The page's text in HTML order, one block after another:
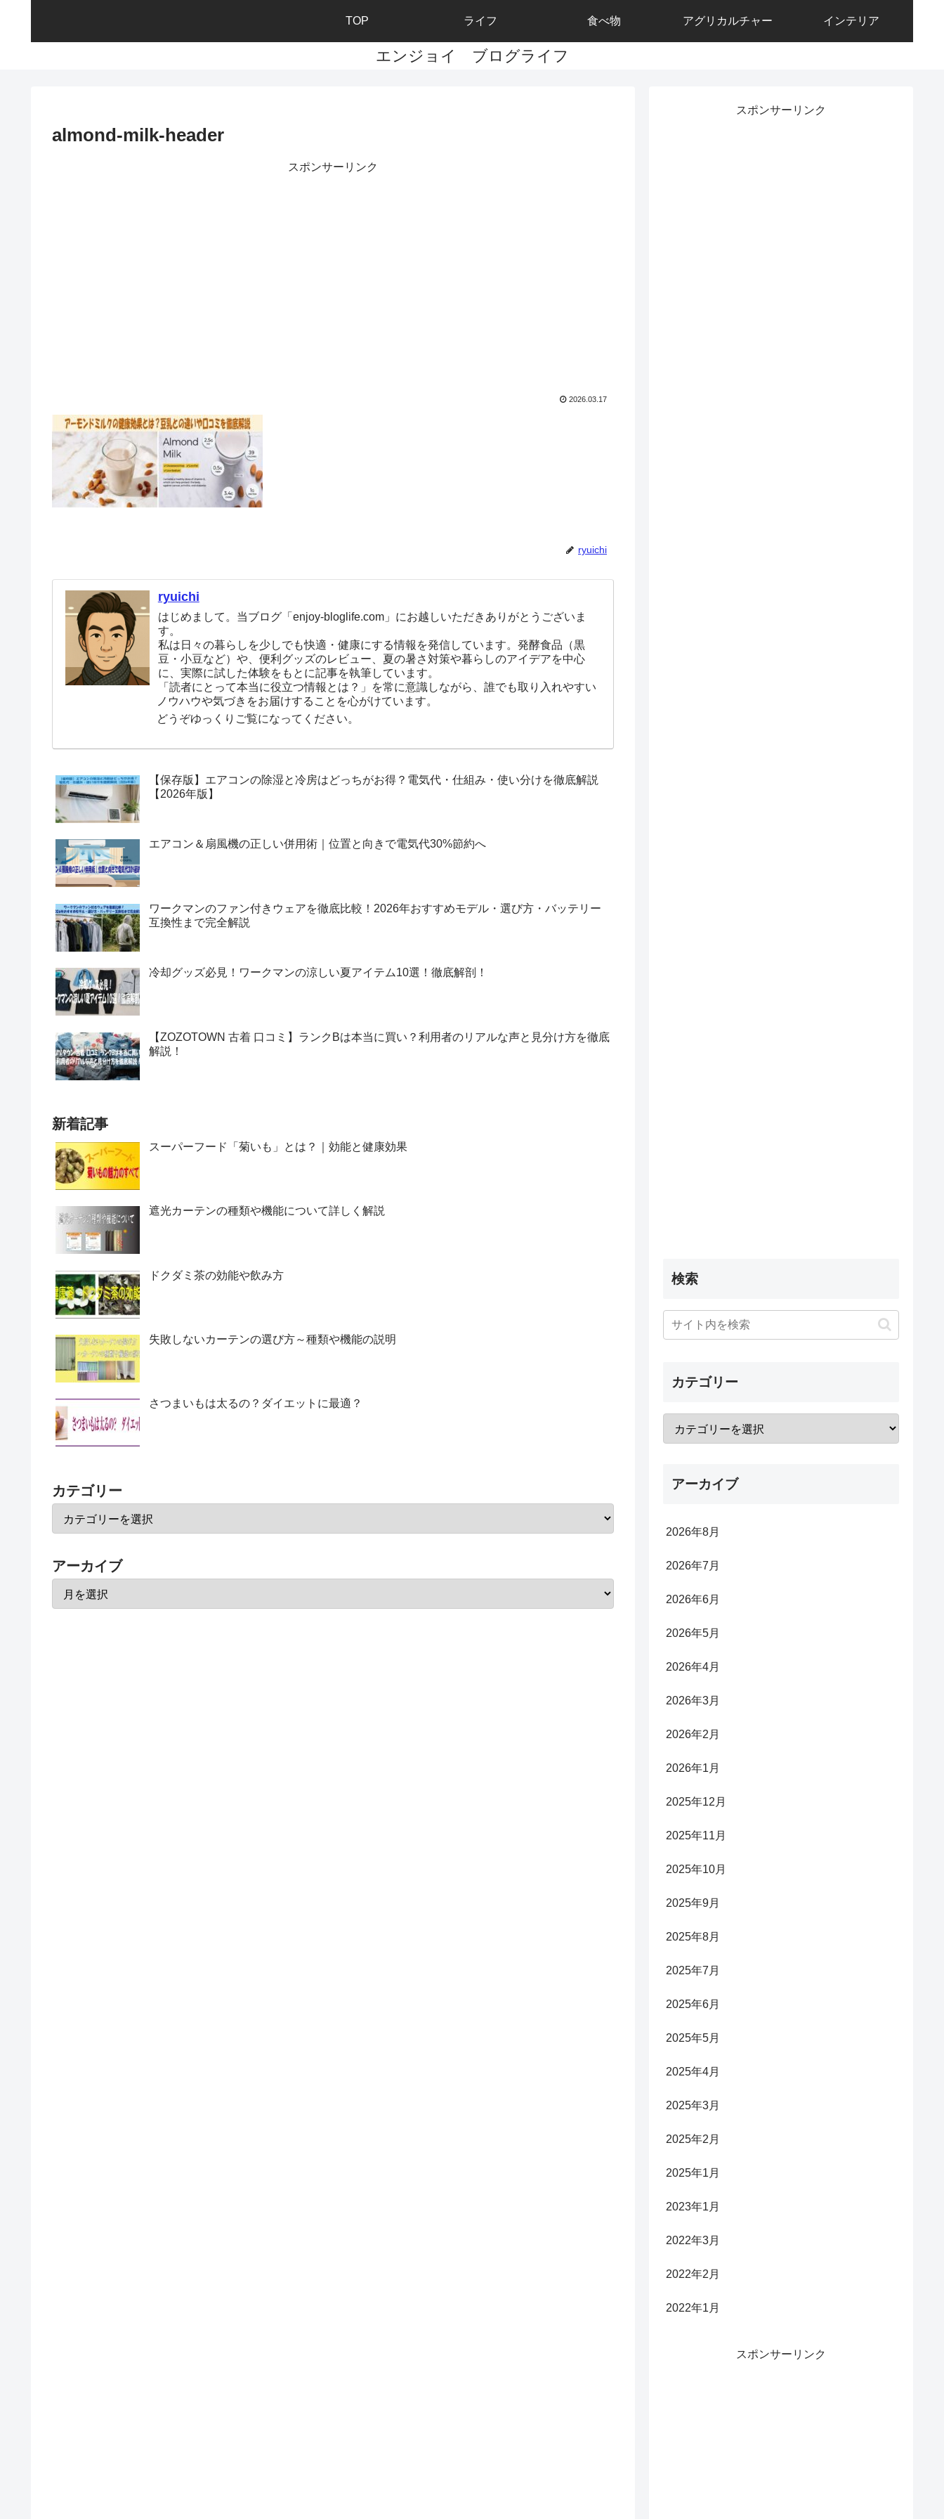
エンジョイ ブログライフ
TOP ライフ 食べ物 アグリカルチャー インテリア
almond-milk-header
スポンサーリンク
2026.03.17
ryuichi
ryuichi
はじめまして。当ブログ「enjoy-bloglife.com」にお越しいただきありがとうございま
す。
私は日々の暮らしを少しでも快適・健康にする情報を発信しています。発酵食品（黒
豆・小豆など）や、便利グッズのレビュー、夏の暑さ対策や暮らしのアイデアを中心
に、実際に試した体験をもとに記事を執筆しています。
「読者にとって本当に役立つ情報とは？」を常に意識しながら、誰でも取り入れやすい
ノウハウや気づきをお届けすることを心がけています。
どうぞゆっくりご覧になってください。
【保存版】エアコンの除湿と冷房はどっちがお得？電気代・仕組み・使い分けを徹底解説
【2026年版】
エアコン＆扇風機の正しい併用術｜位置と向きで電気代30%節約へ
ワークマンのファン付きウェアを徹底比較！2026年おすすめモデル・選び方・バッテリー
互換性まで完全解説
冷却グッズ必見！ワークマンの涼しい夏アイテム10選！徹底解剖！
【ZOZOTOWN 古着 口コミ】ランクBは本当に買い？利用者のリアルな声と見分け方を徹底
解説！
新着記事
スーパーフード「菊いも」とは？｜効能と健康効果
遮光カーテンの種類や機能について詳しく解説
ドクダミ茶の効能や飲み方
失敗しないカーテンの選び方～種類や機能の説明
さつまいもは太るの？ダイエットに最適？
カテゴリー
アーカイブ
スポンサーリンク
検索
カテゴリー
アーカイブ
2026年8月
2026年7月
2026年6月
2026年5月
2026年4月
2026年3月
2026年2月
2026年1月
2025年12月
2025年11月
2025年10月
2025年9月
2025年8月
2025年7月
2025年6月
2025年5月
2025年4月
2025年3月
2025年2月
2025年1月
2023年1月
2022年3月
2022年2月
2022年1月
スポンサーリンク